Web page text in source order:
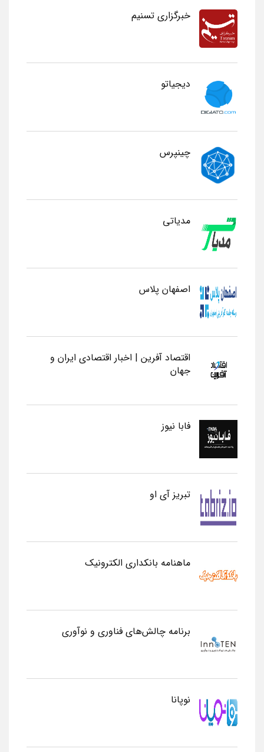
خبرگزاری تسنیم
دیجیاتو
چینپرس
مدیاتی
اصفهان پلاس
اقتصاد آفرین | اخبار اقتصادی ایران و
جهان
فابا نیوز
تبریز آی او
ماهنامه بانکداری الکترونیک
برنامه چالش‌های فناوری و نوآوری
نوپانا